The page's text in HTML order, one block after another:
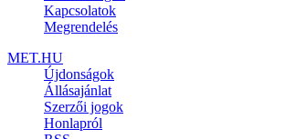
Kapcsolatok
Megrendelés
MET.HU
Újdonságok
Állásajánlat
Szerzői jogok
Honlapról